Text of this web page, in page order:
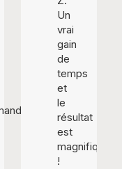
Un
vrai
gain
de
temps
et
le
résultat
est
magnifique
!